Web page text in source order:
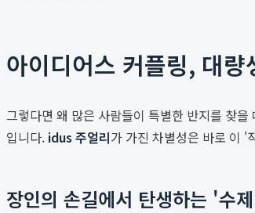
아이디어스 커플링, 대
그렇다면 왜 많은 사람들이 특별한 반지를 찾
입니다. idus 주얼리가 가진 차별성은 바로 이 '
장인의 손길에서 탄생하는 '수